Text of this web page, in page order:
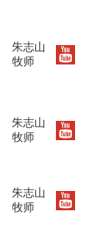
朱志山
牧师
朱志山
牧师
朱志山
牧师